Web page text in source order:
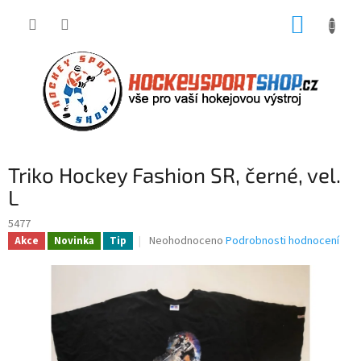
Triko Hockey Fashion SR, černé, vel.
L
5477
Akce Novinka Tip
Průměrné
produktu
je
0,0
hvězdiček.
Neohodnoceno Podrobnosti hodnocení